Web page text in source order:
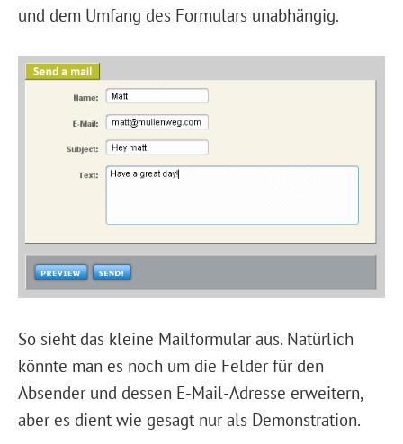
und dem Umfang des Formulars unabhängig.
So sieht das kleine Mailformular aus. Natürlich
könnte man es noch um die Felder für den
Absender und dessen E-Mail-Adresse erweitern,
aber es dient wie gesagt nur als Demonstration.